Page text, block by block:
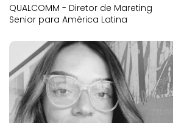
QUALCOMM - Diretor de Mareting
Senior para América Latina